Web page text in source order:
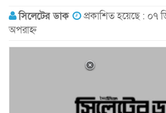
সিলেটের ডাক
প্রকাশিত হয়েছে : ০৭
অপরাহ্ন